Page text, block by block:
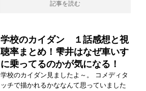
記事を読む
学校のカイダン １話感想と視
聴率まとめ！雫井はなぜ車いす
に乗ってるのかが気になる！
学校のカイダン見ましたよ～。 コメディタ
ッチで描かれるかななんて思っていました